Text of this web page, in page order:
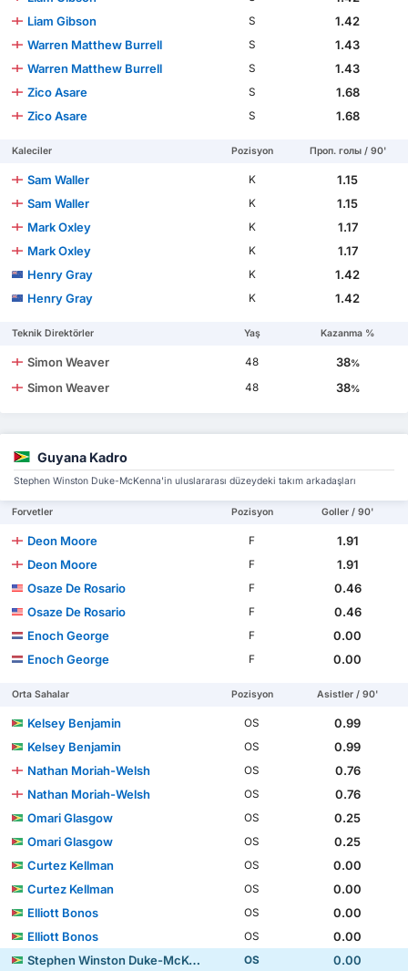
Liam Gibson
S
1.42
Warren Matthew Burrell
S
1.43
Warren Matthew Burrell
S
1.43
Zico Asare
S
1.68
Zico Asare
S 1.68
Kaleciler Pozisyon Проп. голы / 90'
Sam Waller K
1.15
Sam Waller
K
1.15
Mark Oxley
K
1.17
Mark Oxley
K
1.17
Henry Gray
K
1.42
Henry Gray
K 1.42
Teknik Direktörler Yaş Kazanma %
Simon Weaver 48 38%
Simon Weaver 48 38%
Guyana Kadro
Stephen Winston Duke-McKenna'in uluslararası düzeydeki takım arkadaşları
Forvetler Pozisyon Goller / 90'
Deon Moore F
1.91
Deon Moore
F
1.91
Osaze De Rosario
F
0.46
Osaze De Rosario
F
0.46
Enoch George
F
0.00
Enoch George
F 0.00
Orta Sahalar Pozisyon Asistler / 90'
Kelsey Benjamin OS
0.99
Kelsey Benjamin
OS
0.99
Nathan Moriah-Welsh
OS
0.76
Nathan Moriah-Welsh
OS
0.76
Omari Glasgow
OS
0.25
Omari Glasgow
OS
0.25
Curtez Kellman
OS
0.00
Curtez Kellman
OS
0.00
Elliott Bonos
OS
0.00
Elliott Bonos
OS
0.00
Stephen Winston Duke-McKenna
OS
0.00